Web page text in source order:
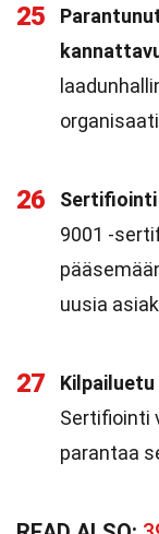
25
26 Sertifiointi
9001 -
uusia
27
Sertifiointi
parantaa